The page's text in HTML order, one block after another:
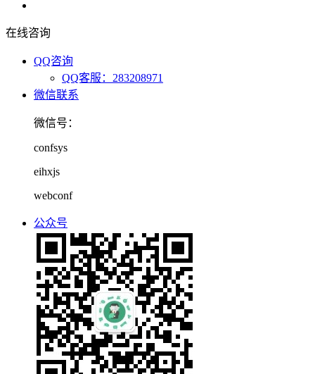
在线咨询
QQ咨询
QQ客服：283208971
微信联系
微信号：
confsys
eihxjs
webconf
公众号